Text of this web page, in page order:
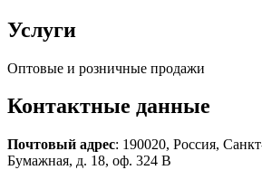
Услуги
Оптовые и розничные продажи
Контактные данные
Почтовый адрес: 190020, Россия,
Бумажная, д. 18, оф. 324 В